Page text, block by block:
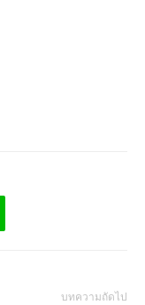
บทความถัดไป